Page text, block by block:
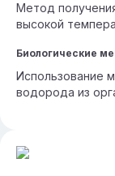
Метод
высокой
Биологические
Использование
водорода из